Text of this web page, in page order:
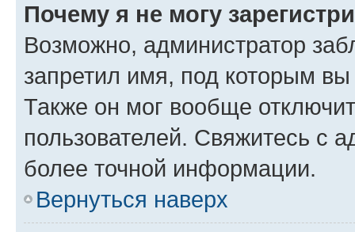
Почему я не могу
Возможно, администратор
запретил имя, под которым вы
Также он мог вообще
пользователей. Свяжитесь с
более точной информации.
Вернуться наверх